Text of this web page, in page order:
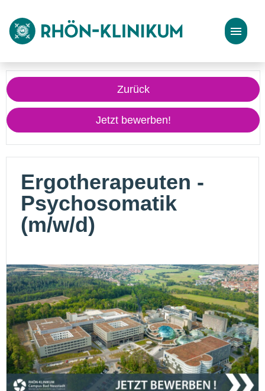
Stellenangebote
Bewerbungstipps
Zurück
Jetzt bewerben!
Ergotherapeuten -
Psychosomatik
(m/w/d)